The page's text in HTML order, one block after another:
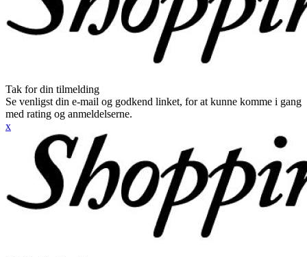
Tak for din tilmelding
Se venligst din e-mail og godkend linket, for at kunne komme i gang
med rating og anmeldelserne.
x